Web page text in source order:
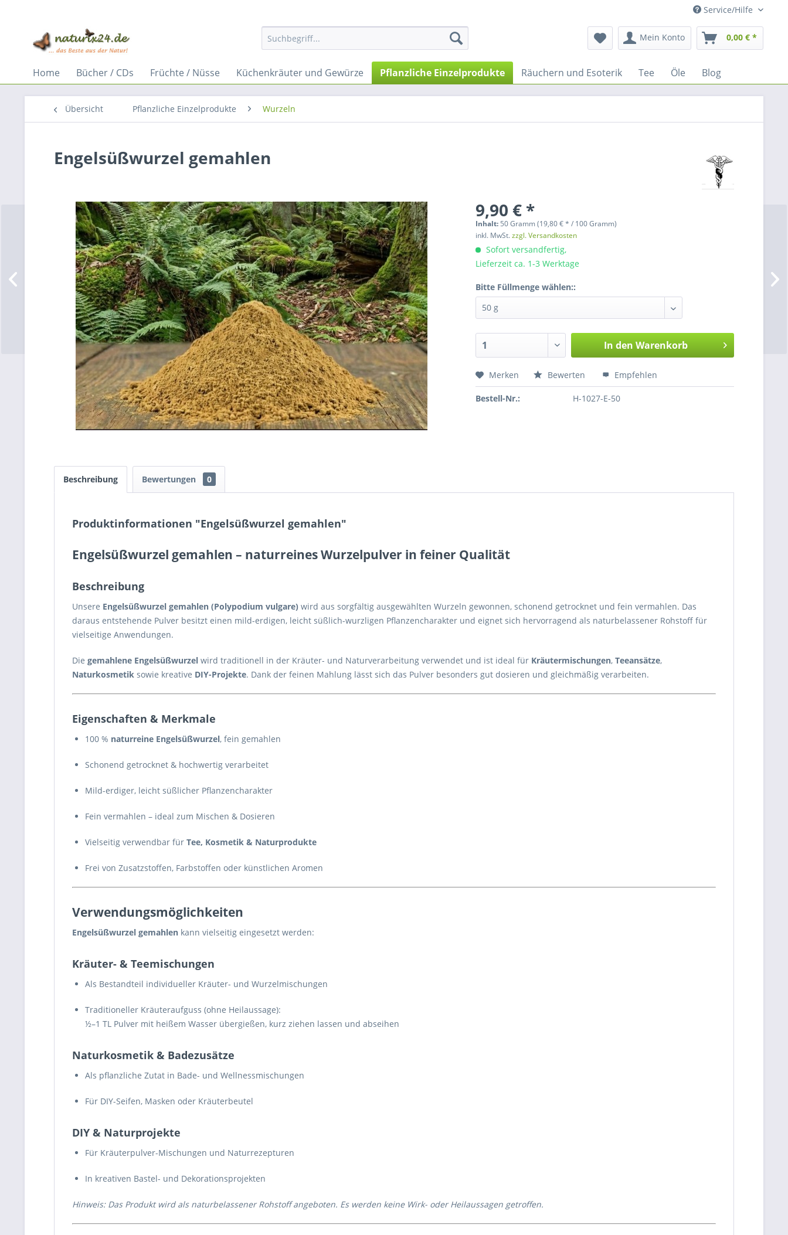
Service/Hilfe
Mein Konto 0,00 € *
Home Bücher / CDs Früchte / Nüsse Küchenkräuter und Gewürze Pflanzliche Einzelprodukte Räuchern und Esoterik Tee Öle Blog
Übersicht Pflanzliche Einzelprodukte Wurzeln
Engelsüßwurzel gemahlen
9,90 € *
Inhalt: 50 Gramm (19,80 € * / 100 Gramm)
inkl. MwSt.zzgl. Versandkosten
Sofort versandfertig,
Lieferzeit ca. 1-3 Werktage
Bitte Füllmenge wählen::
In den Warenkorb
Merken Bewerten Empfehlen
Bestell-Nr.: H-1027-E-50
Beschreibung Bewertungen 0
Produktinformationen "Engelsüßwurzel gemahlen"
Engelsüßwurzel gemahlen – naturreines Wurzelpulver in feiner Qualität
Beschreibung
Unsere Engelsüßwurzel gemahlen (Polypodium vulgare) wird aus sorgfältig ausgewählten Wurzeln gewonnen, schonend getrocknet und fein vermahlen. Das
daraus entstehende Pulver besitzt einen mild-erdigen, leicht süßlich-wurzligen Pflanzencharakter und eignet sich hervorragend als naturbelassener Rohstoff für
vielseitige Anwendungen.
Die gemahlene Engelsüßwurzel wird traditionell in der Kräuter- und Naturverarbeitung verwendet und ist ideal für Kräutermischungen, Teeansätze,
Naturkosmetik sowie kreative DIY-Projekte. Dank der feinen Mahlung lässt sich das Pulver besonders gut dosieren und gleichmäßig verarbeiten.
Eigenschaften & Merkmale
100 % naturreine Engelsüßwurzel, fein gemahlen
Schonend getrocknet & hochwertig verarbeitet
Mild-erdiger, leicht süßlicher Pflanzencharakter
Fein vermahlen – ideal zum Mischen & Dosieren
Vielseitig verwendbar für Tee, Kosmetik & Naturprodukte
Frei von Zusatzstoffen, Farbstoffen oder künstlichen Aromen
Verwendungsmöglichkeiten
Engelsüßwurzel gemahlen kann vielseitig eingesetzt werden:
Kräuter- & Teemischungen
Als Bestandteil individueller Kräuter- und Wurzelmischungen
Traditioneller Kräuteraufguss (ohne Heilaussage):
½–1 TL Pulver mit heißem Wasser übergießen, kurz ziehen lassen und abseihen
Naturkosmetik & Badezusätze
Als pflanzliche Zutat in Bade- und Wellnessmischungen
Für DIY-Seifen, Masken oder Kräuterbeutel
DIY & Naturprojekte
Für Kräuterpulver-Mischungen und Naturrezepturen
In kreativen Bastel- und Dekorationsprojekten
Hinweis: Das Produkt wird als naturbelassener Rohstoff angeboten. Es werden keine Wirk- oder Heilaussagen getroffen.